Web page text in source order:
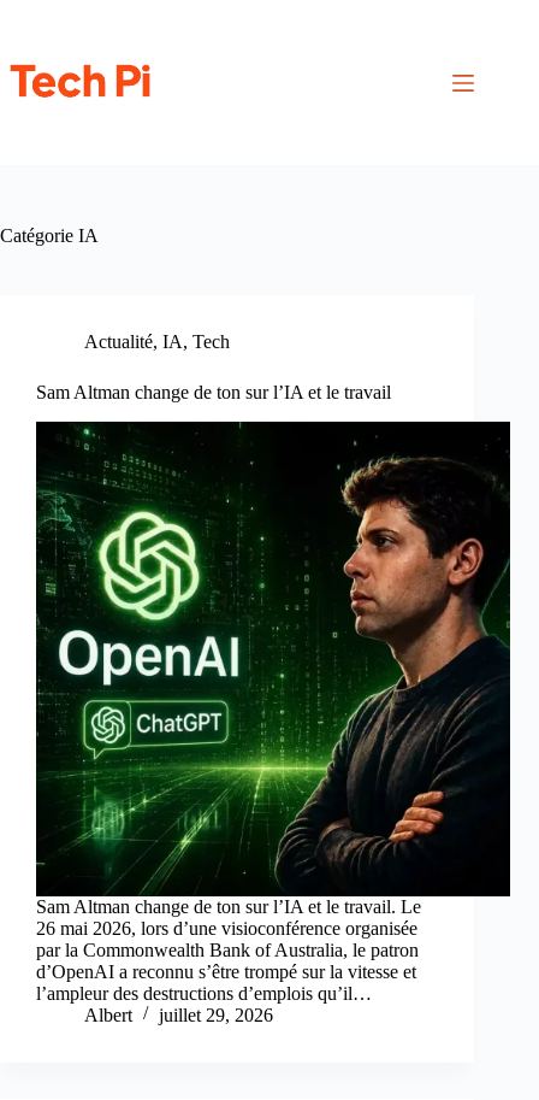
Catégorie IA
Actualité, IA, Tech
Sam Altman change de ton sur l’IA et le travail
Sam Altman change de ton sur l’IA et le travail. Le
26 mai 2026, lors d’une visioconférence organisée
par la Commonwealth Bank of Australia, le patron
d’OpenAI a reconnu s’être trompé sur la vitesse et
l’ampleur des destructions d’emplois qu’il…
Albert
juillet 29, 2026